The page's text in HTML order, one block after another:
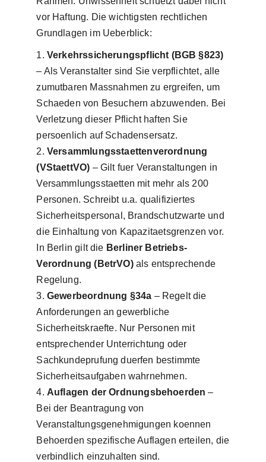
vor Haftung. Die wichtigsten rechtlichen
Grundlagen im Ueberblick:
Verkehrssicherungspflicht (BGB §823)
– Als Veranstalter sind Sie verpflichtet, alle
zumutbaren Massnahmen zu ergreifen, um
Schaeden von Besuchern abzuwenden. Bei
Verletzung dieser Pflicht haften Sie
persoenlich auf Schadensersatz.
Versammlungsstaettenverordnung
(VStaettVO) – Gilt fuer Veranstaltungen in
Versammlungsstaetten mit mehr als 200
Personen. Schreibt u.a. qualifiziertes
Sicherheitspersonal, Brandschutzwarte und
die Einhaltung von Kapazitaetsgrenzen vor.
In Berlin gilt die Berliner Betriebs-
Verordnung (BetrVO)als entsprechende
Regelung.
Gewerbeordnung §34a – Regelt die
Anforderungen an gewerbliche
Sicherheitskraefte. Nur Personen mit
entsprechender Unterrichtung oder
Sachkundeprufung duerfen bestimmte
Sicherheitsaufgaben wahrnehmen.
Auflagen der Ordnungsbehoerden –
Bei der Beantragung von
Veranstaltungsgenehmigungen koennen
Behoerden spezifische Auflagen erteilen, die
verbindlich einzuhalten sind.